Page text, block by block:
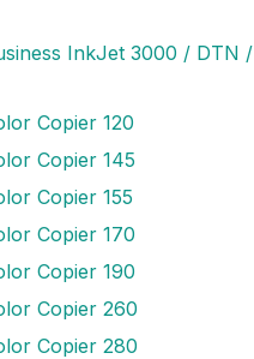
InkJet 3000 / DTN /
Copier 120
Copier 145
Copier 155
Copier 170
Copier 190
Copier 260
Copier 280